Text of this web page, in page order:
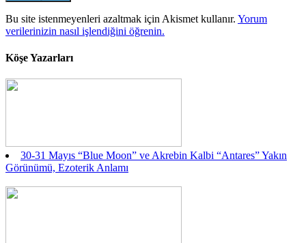
Bu site istenmeyenleri azaltmak için Akismet kullanır. Yorum
verilerinizin nasıl işlendiğini öğrenin.
Köşe Yazarları
30-31 Mayıs “Blue Moon” ve Akrebin Kalbi “Antares” Yakın
Görünümü, Ezoterik Anlamı